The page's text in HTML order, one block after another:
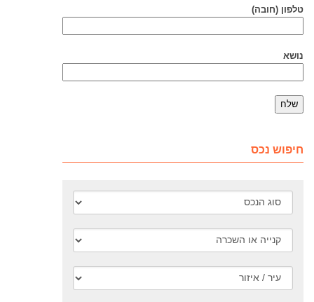
טלפון (חובה)
נושא
חיפוש נכס